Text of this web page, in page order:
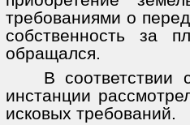
требованиями о
собственность за
обращался.
В
инстанции
исковых требований.